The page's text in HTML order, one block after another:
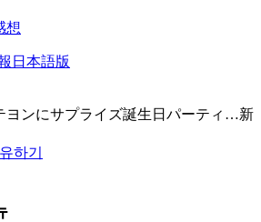
想
日本語版
ヨンにサプライズ誕生日パーティ…新
하기